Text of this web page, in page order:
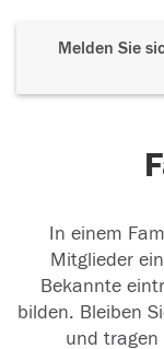
Melden Sie
In einem
Mitglieder
Bekannte
bilden. Bleiben
und tragen